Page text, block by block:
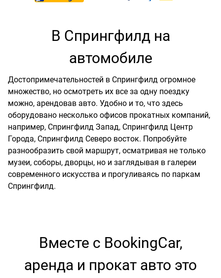
В Спрингфилд на
автомобиле
Достопримечательностей в Спрингфилд огромное
множество, но осмотреть их все за одну поездку
можно, арендовав авто. Удобно и то, что здесь
оборудовано несколько офисов прокатных компаний,
например, Спрингфилд Запад, Спрингфилд Центр
Города, Спрингфилд Северо восток. Попробуйте
разнообразить свой маршрут, осматривая не только
музеи, соборы, дворцы, но и заглядывая в галереи
современного искусства и прогуливаясь по паркам
Спрингфилд.
Вместе с BookingCar,
аренда и прокат авто это